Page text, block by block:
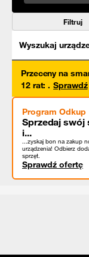
Filtruj
Wyszukaj
Przeceny na
12 rat: . Sprawdź
Program Odkup
Sprzedaj swój
i...
...zyskaj bon na zakup
urządzenia! Odbierz
sprzęt.
Sprawdź ofertę